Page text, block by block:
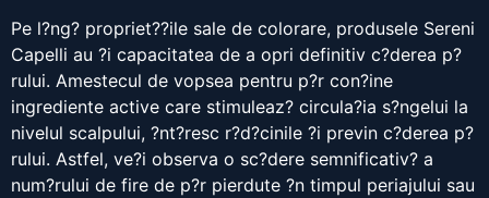
Pe l?ng? propriet??ile sale de colorare, produsele Sereni
Capelli au ?i capacitatea de a opri definitiv c?derea p?
rului. Amestecul de vopsea pentru p?r con?ine
ingrediente active care stimuleaz? circula?ia s?ngelui la
nivelul scalpului, ?nt?resc r?d?cinile ?i previn c?derea p?
rului. Astfel, ve?i observa o sc?dere semnificativ? a
num?rului de fire de p?r pierdute ?n timpul periajului sau